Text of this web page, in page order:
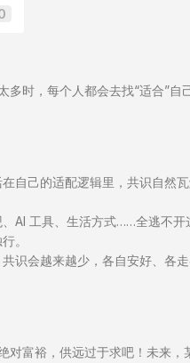
时，每个人都会去找“适合”自
自己的适配逻辑里，共识自然瓦
AI 工具、生活方式……全逃不开
。
识会越来越少，各自安好、各
对富裕，供远过于求吧！未来，